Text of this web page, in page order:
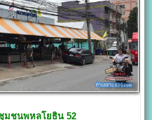
มชนพหลโยธิน 52